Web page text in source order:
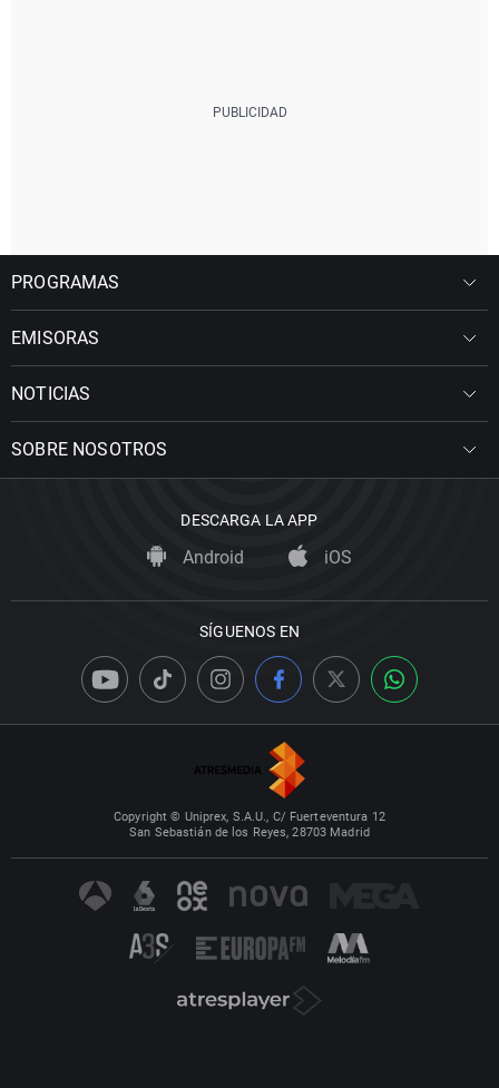
PROGRAMAS
EMISORAS
NOTICIAS
SOBRE NOSOTROS
DESCARGA LA APP
Android iOS
SÍGUENOS EN
Copyright © Uniprex, S.A.U., C/ Fuerteventura 12
San Sebastián de los Reyes, 28703 Madrid